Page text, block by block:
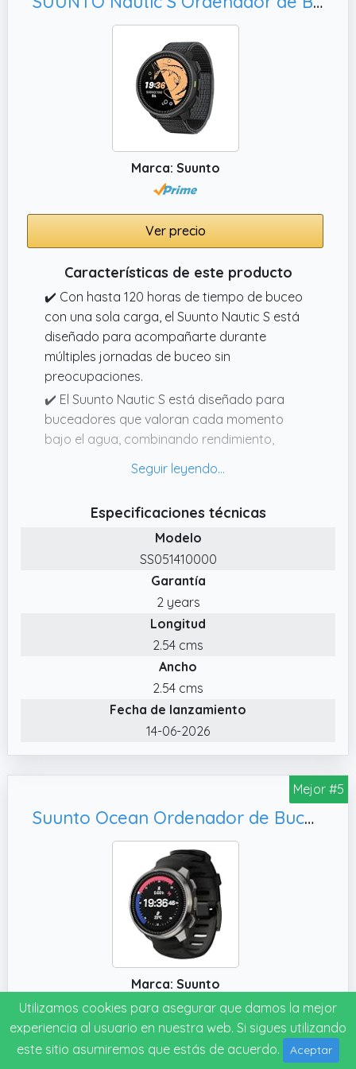
Marca: Suunto
Ver precio
Características de este producto
✔️ Con hasta 120 horas de tiempo de buceo
con una sola carga, el Suunto Nautic S está
diseñado para acompañarte durante
múltiples jornadas de buceo sin
preocupaciones.
✔️ El Suunto Nautic S está diseñado para
buceadores que valoran cada momento
bajo el agua, combinando rendimiento,
fiabilidad cuando más importa.
✔️ Desde tus primeras inmersiones hasta las
aventuras más avanzadas, crece contigo,
ofreciendo modos de gas único y múltiples
gases, compatibilidad con montaje lateral
(sidemount),alarmas y vistas
personalizables, brújula y presión de tanque
✔️ Como parte de la serie Nautic, combina
funciones avanzadas de buceo con
herramientas modernas para actividades al
brillante pantalla AMOLED de alto contraste
ofrece una legibilidad excepcional en todas
las condiciones, mientras que su
construcción compacta y hermética, su
linterna integrada y sus botones optimizados
para usar con guantes garantizan
comodidad y confianza en cada inmersión.
Especificaciones técnicas
Modelo
SS051410000
Garantía
2 years
Longitud
2.54 cms
Ancho
2.54 cms
Fecha de lanzamiento
14-06-2026
Mejor #5
Suunto Ocean Ordenador de Buceo y Reloj Deportivo, 40 Horas Autonomía en Modo Buceo
Marca: Suunto
Ver precio
Utilizamos cookies para asegurar que damos la mejor
experiencia al usuario en nuestra web. Si sigues utilizando
este sitio asumiremos que estás de acuerdo.
Aceptar